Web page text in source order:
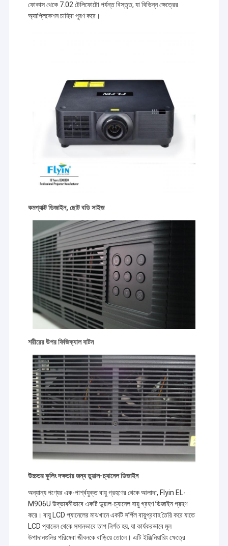
ফোকাস থেকে 7.02 টেলিফোটো পর্যন্ত বিস্তৃত, যা বিভিন্ন ক্ষেত্রের
অ্যাপ্লিকেশন চাহিদা পূরণ করে।
কমপ্যাক্ট ডিজাইন, ছোট বডি সাইজ
শরীরের উপর ফিজিক্যাল বাটন
উচ্চতর কুলিং দক্ষতার জন্য ডুয়াল-চ্যানেল ডিজাইন
অন্যান্য পণ্যের এক-পার্শ্বযুক্ত বায়ু গ্রহণের থেকে আলাদা, Flyin EL-
M906U উদ্ভাবনীভাবে একটি ডুয়াল-চ্যানেল বায়ু গ্রহণ ডিজাইন গ্রহণ
করে। বায়ু LCD প্যানেলের মাঝখানে একটি সর্পিল বায়ুপ্রবাহ তৈরি করে যাতে
LCD প্যানেল থেকে সমানভাবে তাপ নির্গত হয়, যা কার্যকরভাবে মূল
উপাদানগুলির পরিষেবা জীবনকে বাড়িয়ে তোলে। এটি ইঞ্জিনিয়ারিং ক্ষেত্রে